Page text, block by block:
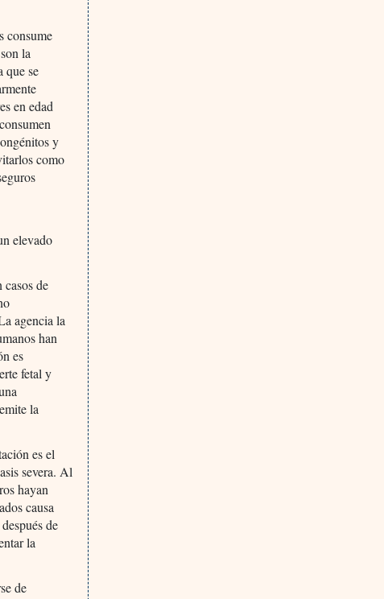
consume
la
que se
en edad
y
como
elevado
de
agencia la
han
es
fetal y
la
es el
severa. Al
hayan
causa
de
la
de